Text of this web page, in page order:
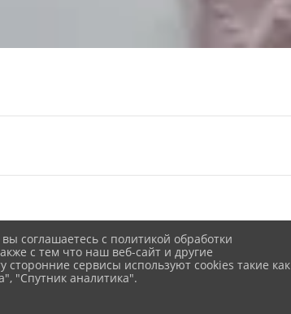
соглашаетесь с политикой обработки
с тем что наш веб-сайт и другие
сторонние сервисы используют cookies такие как
"Спутник аналитика".